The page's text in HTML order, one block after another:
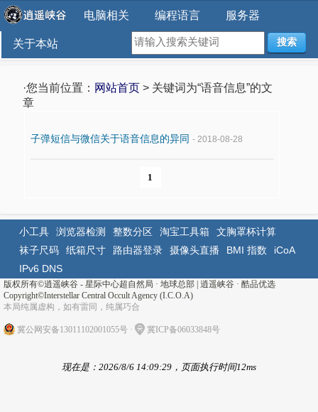
电脑相关 编程语言 服务器
关于本站 搜索
·您当前位置： 网站首页 > 关键词为“语音信息”的文
章
子弹短信与微信关于语音信息的异同 - 2018-08-28
1
小工具 浏览器检测 整数分区 淘宝工具箱
文胸罩杯计算
袜子尺码
纸箱尺寸 路由器登录 摄像头直播 BMI 指数
iCoA
IPv6 DNS
版权所有©逍遥峡谷 - 星际中心超自然局 · 地球总部 逍遥峡谷 · 酷品优选
Copyright©Interstellar Central Occult Agency (I.C.O.A)
本局纯属虚构，如有雷同，纯属巧合
冀公网安备13011102001055号 · 冀ICP备06033848号
现在是：2026/8/6 14:09:29，页面执行时间12ms